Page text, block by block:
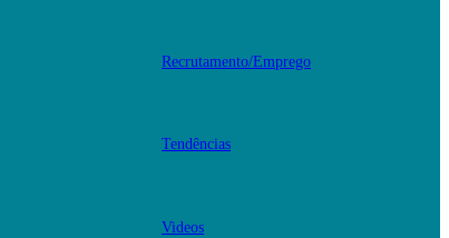
Recrutamento/Emprego
Tendências
Videos